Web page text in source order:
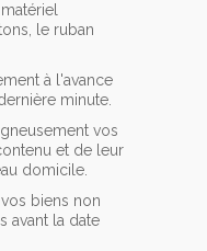
le ruban
à l'avance
minute.
vos
et de leur
domicile.
biens non
avant la date